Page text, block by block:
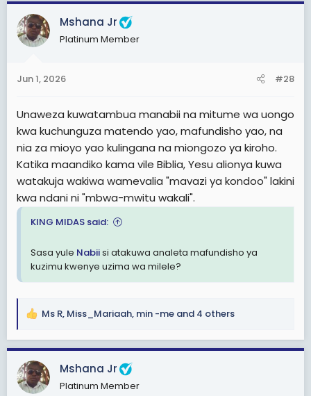
c
t
i
s
Mshana Jr
Platinum Member
Jun 1, 2026 #28
Unaweza kuwatambua manabii na mitume wa uongo
kwa kuchunguza matendo yao, mafundisho yao, na
nia za mioyo yao kulingana na miongozo ya kiroho.
Katika maandiko kama vile Biblia, Yesu alionya kuwa
watakuja wakiwa wamevalia "mavazi ya kondoo" lakini
kwa ndani ni "mbwa-mwitu wakali".
KING MIDAS said:
Sasa yule Nabiisi atakuwa analeta mafundisho ya
kuzimu kwenye uzima wa milele?
R
a
c
t
i
Ms R, Miss_Mariaah, min -me and 4 others
Mshana Jr
Platinum Member